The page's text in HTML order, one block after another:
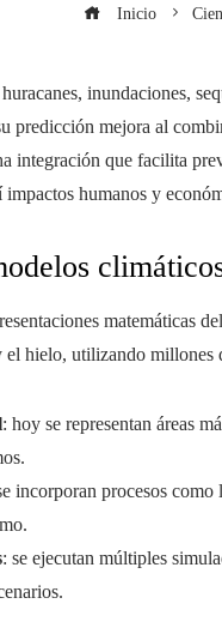
Inicio
inundaciones,
predicción mejora al
integración que facilita
humanos y
matemáticas
el hielo, utilizando millones
: hoy se representan áreas
incorporan procesos
: se ejecutan múltiples